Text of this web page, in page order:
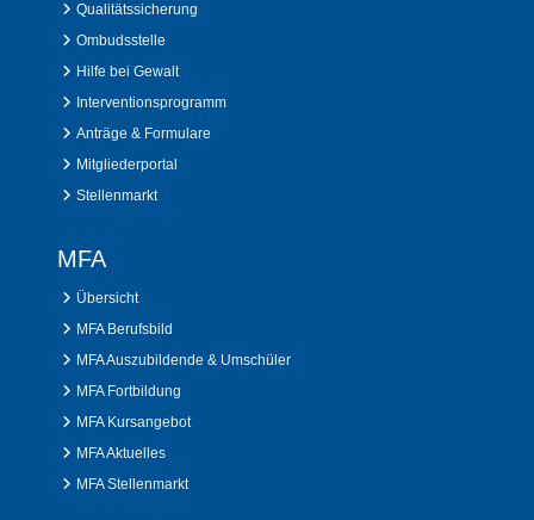
Qualitätssicherung
Ombudsstelle
Hilfe bei Gewalt
Interventionsprogramm
Anträge & Formulare
Mitgliederportal
Stellenmarkt
MFA
Übersicht
MFA Berufsbild
MFA Auszubildende & Umschüler
MFA Fortbildung
MFA Kursangebot
MFA Aktuelles
MFA Stellenmarkt